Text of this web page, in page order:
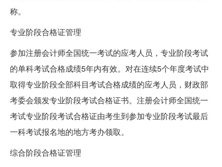
称。
专业阶段合格证管理
参加注册会计师全国统一考试的应考人员，专业阶段考试
的单科考试合格成绩5年内有效。对在连续5个年度考试中
取得专业阶段全部科目考试合格成绩的应考人员，财政部
考委会颁发专业阶段考试合格证书。注册会计师全国统一
考试专业阶段考试合格证由考生到参加专业阶段考试最后
一科考试报名地的地方考办领取。
综合阶段合格证管理